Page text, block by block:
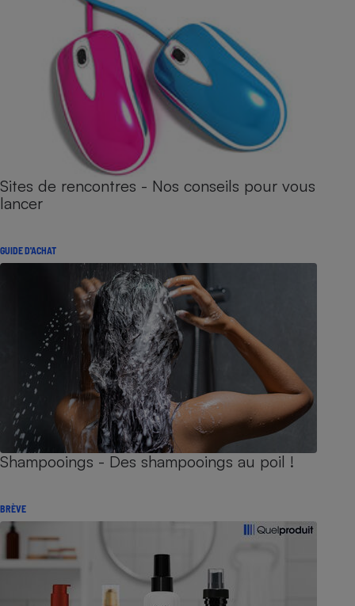
Sites de rencontres - Nos conseils pour vous
lancer
GUIDE D'ACHAT
Shampooings - Des shampooings au poil !
BRÈVE